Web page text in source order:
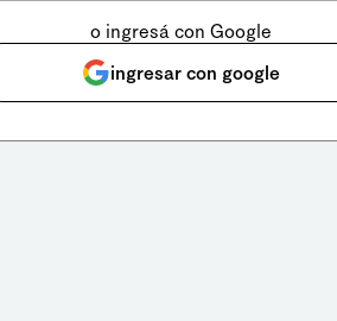
o ingresá con Google
ingresar con google